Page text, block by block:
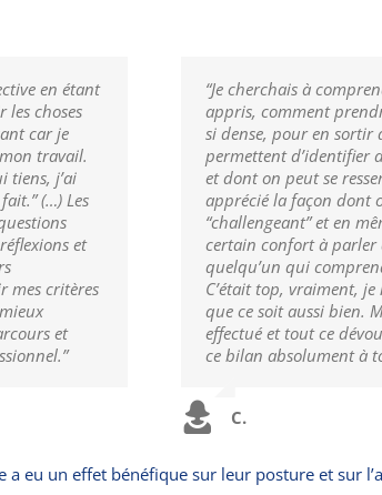
en étant
les choses
car je
travail.
tiens, j’ai
(…) Les
et
mes critères
et
“Je cherchais à
appris, comment
si dense, pour en sortir
permettent d’identifier
et dont on peut se
apprécié la façon dont
“challengeant” et en
certain confort à parler
quelqu’un qui
C’était top, vraiment, je
que ce soit aussi bien.
effectué et tout ce
ce bilan absolument à
C.
eu un effet bénéfique sur leur posture et sur